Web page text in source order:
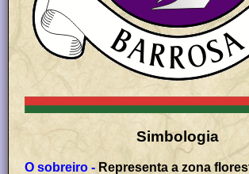
Simbologia
O sobreiro - Representa a zona